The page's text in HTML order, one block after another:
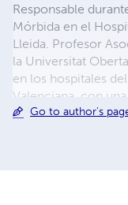
Responsable
Mórbida en el
Lleida. Profesor
la Universitat
en los hospitales
Valenciana, con
obesidad.
Go to author's